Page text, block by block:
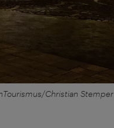
Christian Stemper